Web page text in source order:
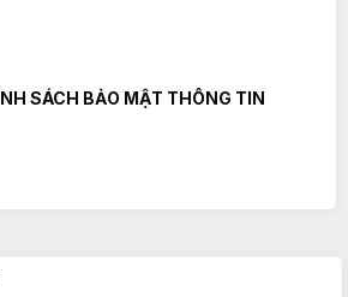
SÁCH BẢO MẬT THÔNG TIN